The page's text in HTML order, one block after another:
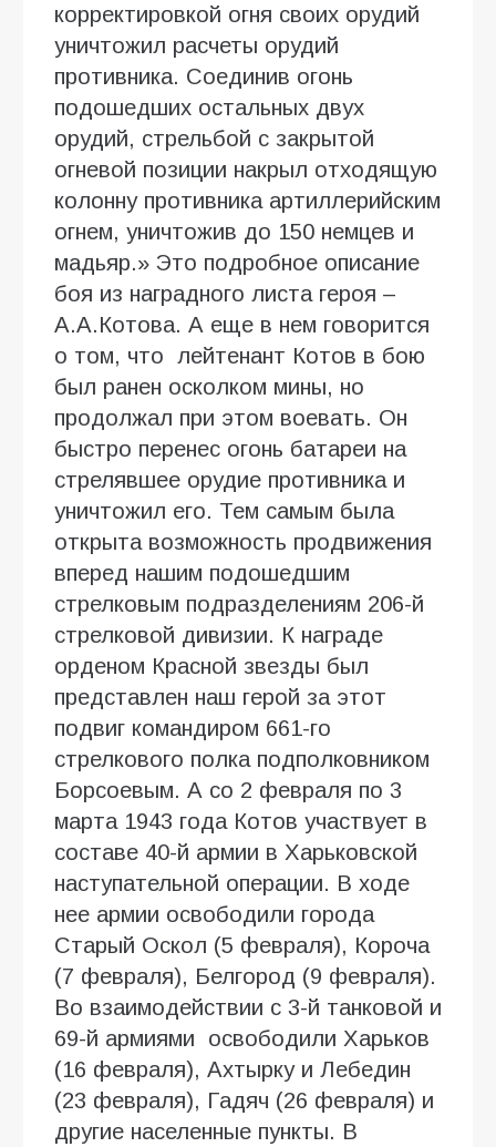
корректировкой огня своих орудий
уничтожил расчеты орудий
противника. Соединив огонь
подошедших остальных двух
орудий, стрельбой с закрытой
огневой позиции накрыл отходящую
колонну противника артиллерийским
огнем, уничтожив до 150 немцев и
мадьяр.» Это подробное описание
боя из наградного листа героя –
А.А.Котова. А еще в нем говорится
о том, что лейтенант Котов в бою
был ранен осколком мины, но
продолжал при этом воевать. Он
быстро перенес огонь батареи на
стрелявшее орудие противника и
уничтожил его. Тем самым была
открыта возможность продвижения
вперед нашим подошедшим
стрелковым подразделениям 206-й
стрелковой дивизии. К награде
орденом Красной звезды был
представлен наш герой за этот
подвиг командиром 661-го
стрелкового полка подполковником
Борсоевым. А со 2 февраля по 3
марта 1943 года Котов участвует в
составе 40-й армии в Харьковской
наступательной операции. В ходе
нее армии освободили города
Старый Оскол (5 февраля), Короча
(7 февраля), Белгород (9 февраля).
Во взаимодействии с 3-й танковой и
69-й армиями освободили Харьков
(16 февраля), Ахтырку и Лебедин
(23 февраля), Гадяч (26 февраля) и
другие населенные пункты. В